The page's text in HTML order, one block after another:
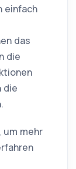
einfach
das
die
die
, um mehr